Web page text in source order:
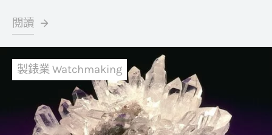
閱讀
製錶業 Watchmaking